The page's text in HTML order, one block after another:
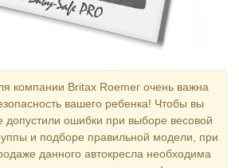
компании Britax Roemer очень важна
вашего ребенка! Чтобы вы
допустили ошибки при выборе весовой
и подборе правильной модели, при
данного автокресла необходима